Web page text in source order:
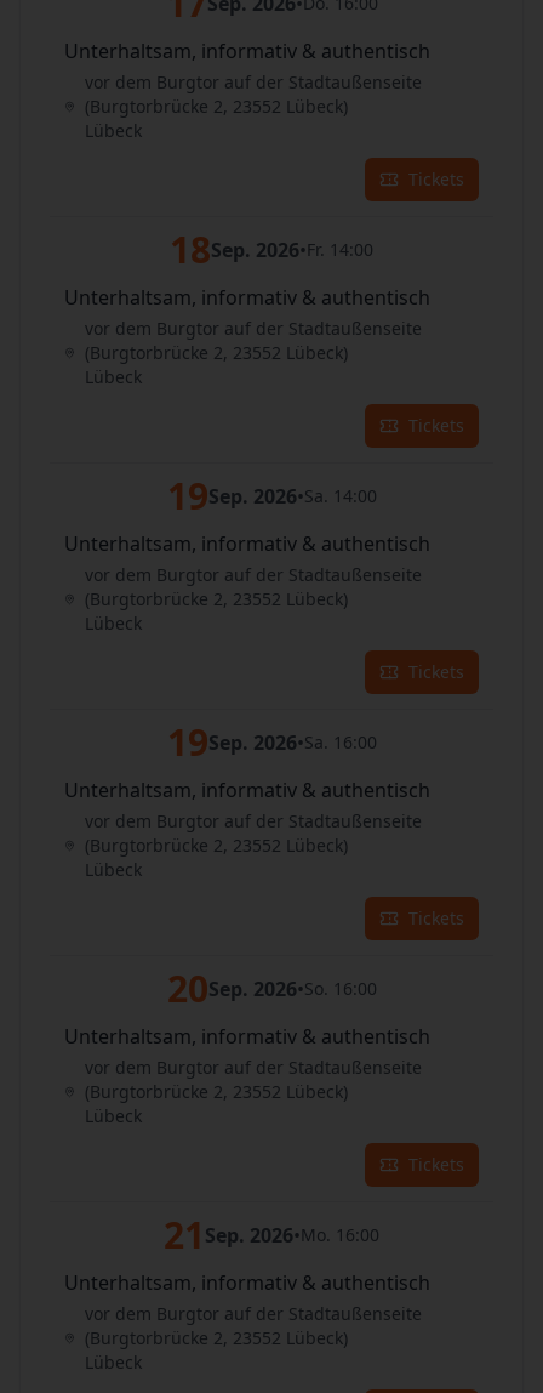
Unterhaltsam, informativ & authentisch
vor dem Burgtor auf der Stadtaußenseite
(Burgtorbrücke 2, 23552 Lübeck)
Lübeck
Tickets
18Sep. 2026•Fr. 14:00
Unterhaltsam, informativ & authentisch
vor dem Burgtor auf der Stadtaußenseite
(Burgtorbrücke 2, 23552 Lübeck)
Lübeck
Tickets
19Sep. 2026•Sa. 14:00
Unterhaltsam, informativ & authentisch
vor dem Burgtor auf der Stadtaußenseite
(Burgtorbrücke 2, 23552 Lübeck)
Lübeck
Tickets
19Sep. 2026•Sa. 16:00
Unterhaltsam, informativ & authentisch
vor dem Burgtor auf der Stadtaußenseite
(Burgtorbrücke 2, 23552 Lübeck)
Lübeck
Tickets
20Sep. 2026•So. 16:00
Unterhaltsam, informativ & authentisch
vor dem Burgtor auf der Stadtaußenseite
(Burgtorbrücke 2, 23552 Lübeck)
Lübeck
Tickets
21 Sep. 2026•Mo. 16:00
Unterhaltsam, informativ & authentisch
vor dem Burgtor auf der Stadtaußenseite
(Burgtorbrücke 2, 23552 Lübeck)
Lübeck